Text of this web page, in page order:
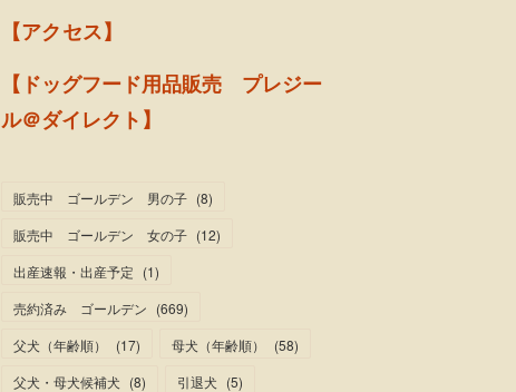
【アクセス】
【ドッグフード用品販売 プレジー
ル＠ダイレクト】
販売中 ゴールデン 男の子 (8)
販売中 ゴールデン 女の子 (12)
出産速報・出産予定 (1)
売約済み ゴールデン (669)
父犬（年齢順）
(17) 母犬（年齢順） (58)
父犬・母犬候補犬 (8) 引退犬 (5)